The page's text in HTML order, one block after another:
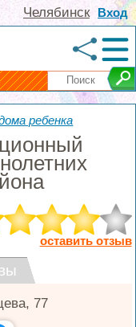
Вход
Челябинск
ребенка
оставить отзыв
77